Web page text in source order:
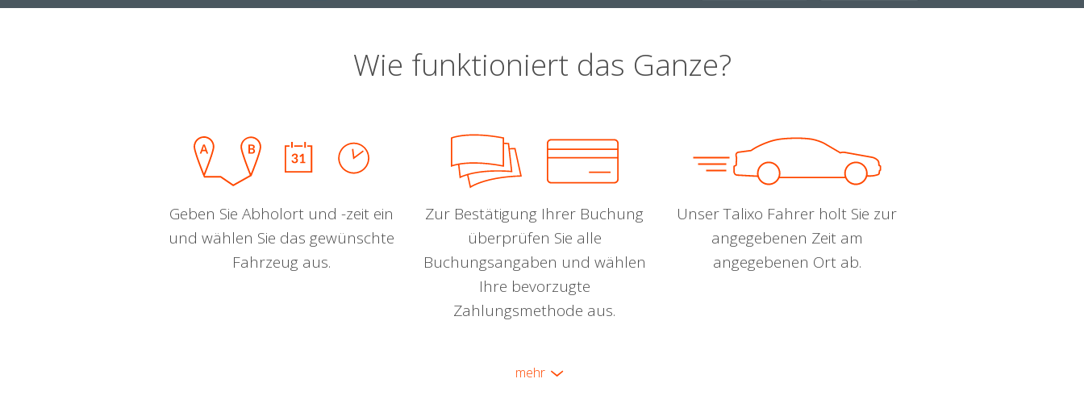
Wie funktioniert das Ganze?
Geben Sie Abholort und -zeit ein
und wählen Sie das gewünschte
Fahrzeug aus.
Zur Bestätigung Ihrer Buchung
überprüfen Sie alle
Buchungsangaben und wählen
Ihre bevorzugte
Zahlungsmethode aus.
Unser Talixo Fahrer holt Sie zur
angegebenen Zeit am
angegebenen Ort ab.
mehr